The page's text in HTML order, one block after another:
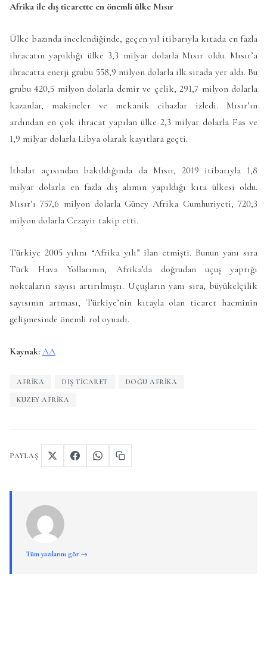
Afrika ile dış ticarette en önemli ülke Mısır
Ülke bazında incelendiğinde, geçen yıl itibarıyla kıtada en fazla
ihracatın yapıldığı ülke 3,3 milyar dolarla Mısır oldu. Mısır’a
ihracatta enerji grubu 558,9 milyon dolarla ilk sırada yer aldı. Bu
grubu 420,5 milyon dolarla demir ve çelik, 291,7 milyon dolarla
kazanlar, makineler ve mekanik cihazlar izledi. Mısır’ın
ardından en çok ihracat yapılan ülke 2,3 milyar dolarla Fas ve
1,9 milyar dolarla Libya olarak kayıtlara geçti.
İthalat açısından bakıldığında da Mısır, 2019 itibarıyla 1,8
milyar dolarla en fazla dış alımın yapıldığı kıta ülkesi oldu.
Mısır’ı 757,6 milyon dolarla Güney Afrika Cumhuriyeti, 720,3
milyon dolarla Cezayir takip etti.
Türkiye 2005 yılını “Afrika yılı” ilan etmişti. Bunun yanı sıra
Türk Hava Yollarının, Afrika’da doğrudan uçuş yaptığı
noktaların sayısı artırılmıştı. Uçuşların yanı sıra, büyükelçilik
sayısının artması, Türkiye’nin kıtayla olan ticaret hacminin
gelişmesinde önemli rol oynadı.
Kaynak: AA
AFRIKA DIŞ TICARET DOĞU AFRIKA
KUZEY AFRIKA
PAYLAŞ
Tüm yazılarını gör →